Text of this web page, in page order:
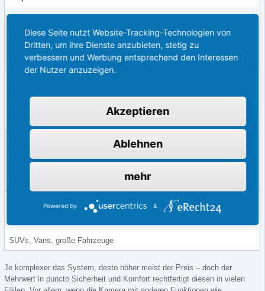
Günstig, einfach zu montieren
Kleinwagen, Wenigfahrer
Präzises Einparken durch Lenkbewegungslinien
Nachrüstbar ohne große Umbauten
360°-Kamera
SUVs, Vans, große Fahrzeuge
Je komplexer das System, desto höher meist der Preis – doch der
Mehrwert in puncto Sicherheit und Komfort rechtfertigt diesen in vielen
Diese Seite nutzt Website-Tracking-Technologien von
Dritten, um ihre Dienste anzubieten, stetig zu
verbessern und Werbung entsprechend den Interessen
der Nutzer anzuzeigen.
Akzeptieren
Ablehnen
mehr
Powered by &